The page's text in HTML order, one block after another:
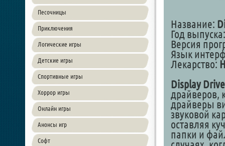
Песочницы
Приключения
Логические игры
Детские игры
Спортивные игры
Хоррор игры
Онлайн игры
Анонсы игр
Софт
Название:
Год
Версия
Язык
Лекарство:
Display
драйверов,
драйверы
звуковой
оставляя
папки и